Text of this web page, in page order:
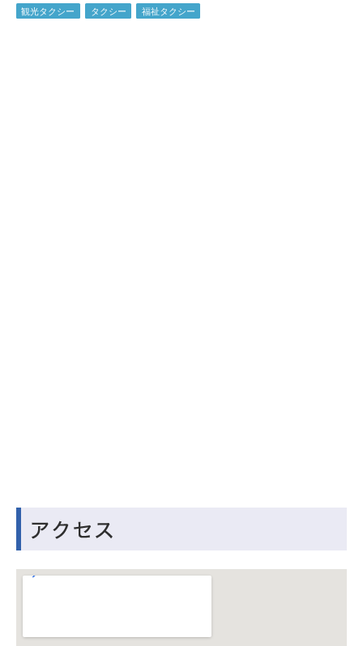
観光タクシー タクシー 福祉タクシー